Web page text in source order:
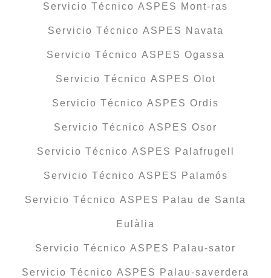
Servicio Técnico ASPES Mont-ras
Servicio Técnico ASPES Navata
Servicio Técnico ASPES Ogassa
Servicio Técnico ASPES Olot
Servicio Técnico ASPES Ordis
Servicio Técnico ASPES Osor
Servicio Técnico ASPES Palafrugell
Servicio Técnico ASPES Palamós
Servicio Técnico ASPES Palau de Santa
Eulàlia
Servicio Técnico ASPES Palau-sator
Servicio Técnico ASPES Palau-saverdera